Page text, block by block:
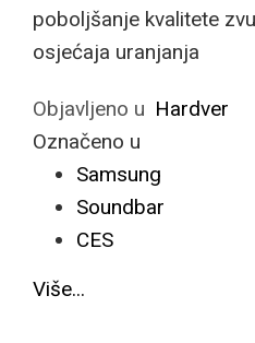
poboljšanje kvalitete
osjećaja uranjanja
Objavljeno u Hardver
Označeno u
Samsung
Soundbar
CES
Više...